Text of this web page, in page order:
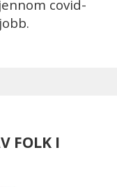
covid-
FOLK I